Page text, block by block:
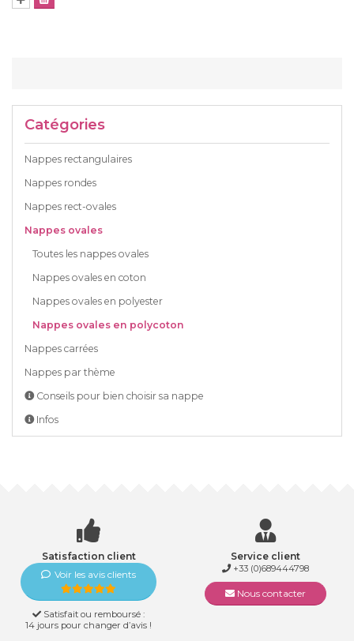
Catégories
Nappes rectangulaires
Nappes rondes
Nappes rect-ovales
Nappes ovales
Toutes les nappes ovales
Nappes ovales en coton
Nappes ovales en polyester
Nappes ovales en polycoton
Nappes carrées
Nappes par thème
Conseils pour bien choisir sa nappe
Infos
Satisfaction client
Voir les avis clients
Satisfait ou remboursé :
14 jours pour changer d’avis !
Service client
+33 (0)689444798
Nous contacter